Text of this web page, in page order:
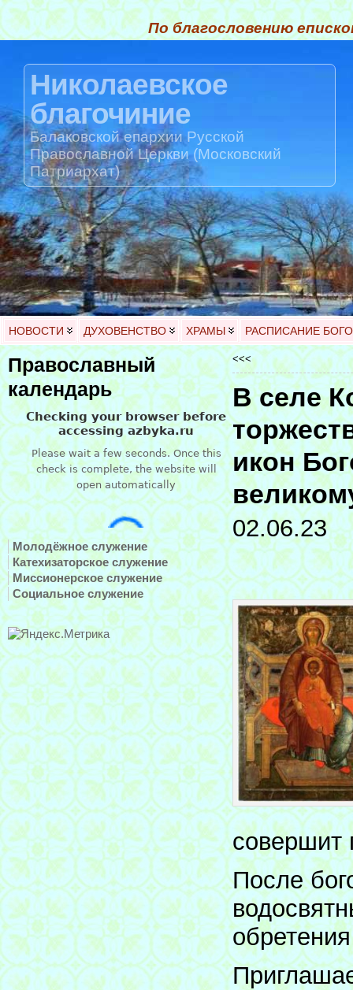
По благословению
Николаевское
благочиние
Балаковской епархии Русской
Православной Церкви (Московский
Патриархат)
НОВОСТИ ДУХОВЕНСТВО ХРАМЫ РАСПИСАНИЕ
Православный
календарь
Молодёжное служение
Катехизаторское служение
Миссионерское служение
Социальное служение
<<<
В селе
икон
02.06.23
совершит
После